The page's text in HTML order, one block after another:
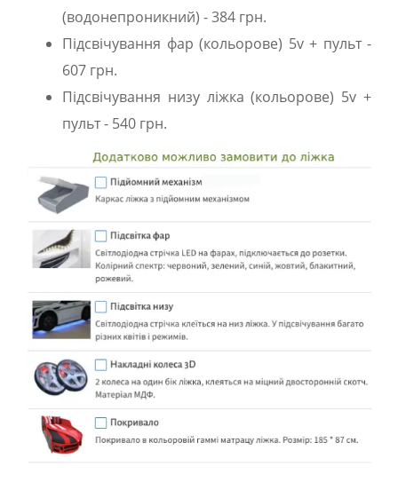
(водонепроникний) - 384 грн.
Підсвічування фар (кольорове) 5v + пульт -
607 грн.
Підсвічування низу ліжка (кольорове) 5v +
пульт - 540 грн.